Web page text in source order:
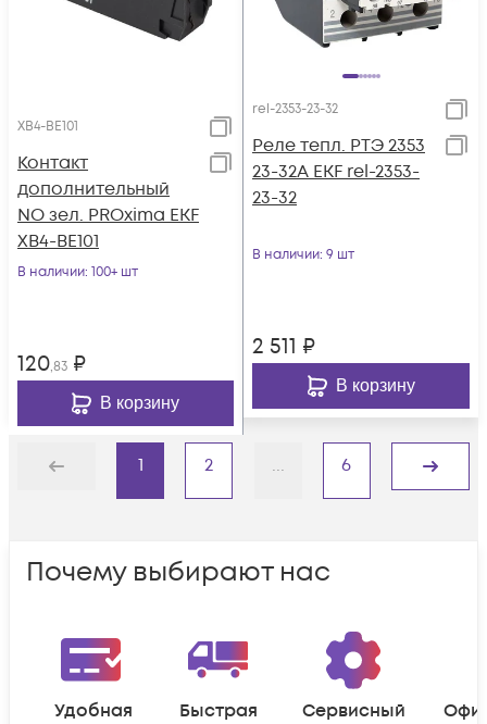
XB4-BE101
Контакт
дополнительный
NO зел. PROxima EKF
XB4-BE101
В наличии: 100+ шт
120,83 ₽
В корзину
rel-2353-23-32
Реле тепл. РТЭ 2353
23-32А EKF rel-2353-
23-32
В наличии: 9 шт
2 511 ₽
В корзину
Назад
1 2 ... 6
Дальше
Почему выбирают нас
Удобная
Быстрая
Сервисный